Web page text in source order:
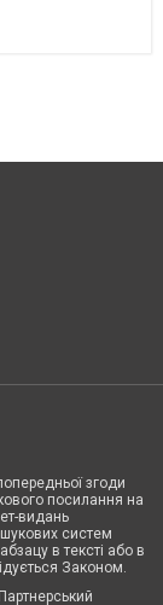
згоди
посилання на
видань
систем
в тексті або в
Законом.